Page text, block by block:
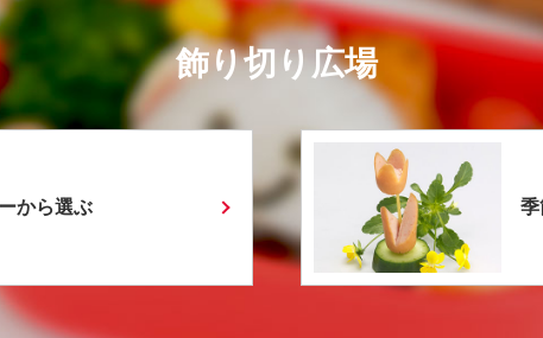
飾り切り広場
から選ぶ 季